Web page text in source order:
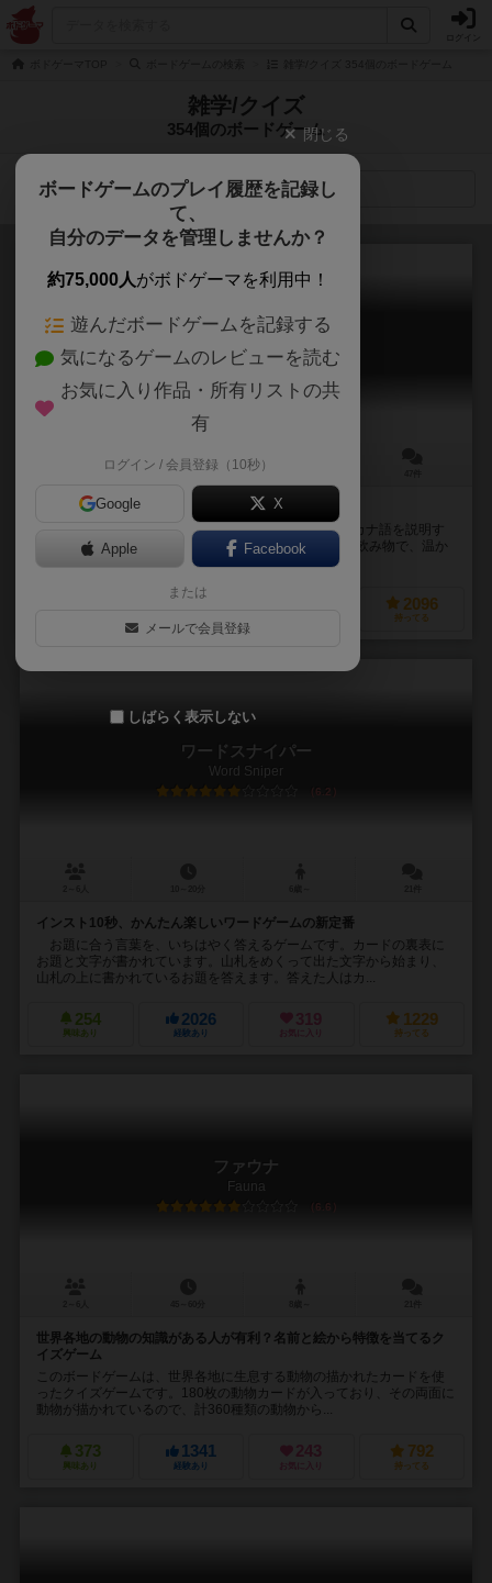
雑学/クイズ
354個のボードゲーム
検索メニュー
ボブジテン
Bob Jiten
30分前後
誰にでも、誰とでも、何度だって楽しめる
日本語大好きな外人ボブになって、日本語だけでカタカナ語を説明す
る。 例えば、コーヒーというお題だったら、「茶色い飲み物で、温か
いのも冷たいのもある」など頭をふりしぼって説明...
4326 2096
持ってる
ワードスナイパー
Word Sniper
6.2
インスト10秒、かんたん楽しいワードゲームの新定番
お題に合う言葉を、いちはやく答えるゲームです。カードの裏表に
お題と文字が書かれています。山札をめくって出た文字から始まり、
山札の上に書かれているお題を答えます。答えた人はカ...
254
興味あり
2026
経験あり
319
お気に入り
1229
持ってる
ファウナ
Fauna
6.6
世界各地の動物の知識がある人が有利？名前と絵から特徴を当てるク
イズゲーム
このボードゲームは、世界各地に生息する動物の描かれたカードを使
ったクイズゲームです。180枚の動物カードが入っており、その両面に
動物が描かれているので、計360種類の動物から...
373
興味あり
1341
経験あり
243
お気に入り
792
持ってる
閉じる
ボードゲームのプレイ履歴を記録し
て、
自分のデータを管理しませんか？
約75,000人がボドゲーマを利用中！
遊んだボードゲームを記録する
気になるゲームのレビューを読む
お気に入り作品・所有リストの共
有
ログイン / 会員登録（10秒）
Google X
Apple Facebook
または
メールで会員登録
しばらく表示しない